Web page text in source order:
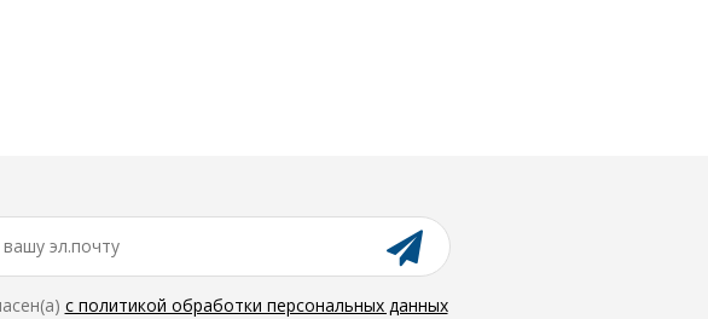
с политикой обработки персональных данных